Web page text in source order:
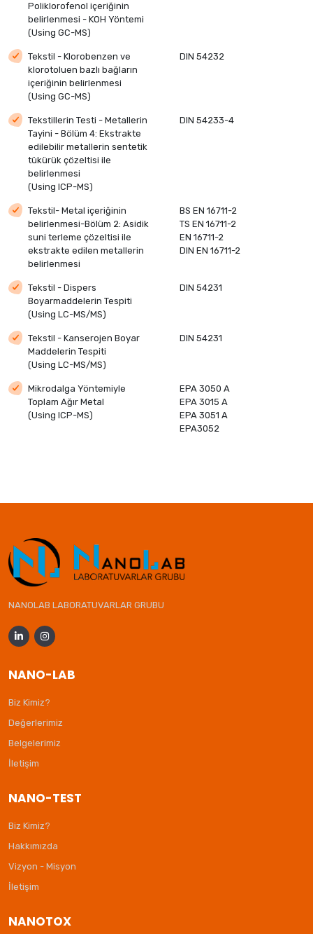
Poliklorofenol içeriğinin
belirlenmesi - KOH Yöntemi
(Using GC-MS)
Tekstil - Klorobenzen ve
klorotoluen bazlı bağların
içeriğinin belirlenmesi
(Using GC-MS)
DIN 54232
Tekstillerin Testi - Metallerin
Tayini - Bölüm 4: Ekstrakte
edilebilir metallerin sentetik
tükürük çözeltisi ile
belirlenmesi
(Using ICP-MS)
DIN 54233-4
Tekstil- Metal içeriğinin
belirlenmesi-Bölüm 2: Asidik
suni terleme çözeltisi ile
ekstrakte edilen metallerin
belirlenmesi
BS EN 16711-2
TS EN 16711-2
EN 16711-2
DIN EN 16711-2
Tekstil - Dispers
Boyarmaddelerin Tespiti
(Using LC-MS/MS)
DIN 54231
Tekstil - Kanserojen Boyar
Maddelerin Tespiti
(Using LC-MS/MS)
DIN 54231
Mikrodalga Yöntemiyle
Toplam Ağır Metal
(Using ICP-MS)
EPA 3050 A
EPA 3015 A
EPA 3051 A
EPA3052
NANOLAB LABORATUVARLAR GRUBU
NANO-LAB
Biz Kimiz?
Değerlerimiz
Belgelerimiz
İletişim
NANO-TEST
Biz Kimiz?
Hakkımızda
Vizyon - Misyon
İletişim
NANOTOX